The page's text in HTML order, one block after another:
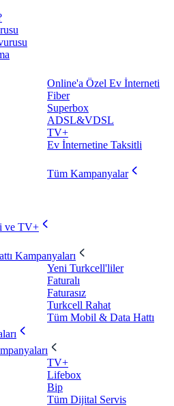
Online'a Özel Ev İnterneti
Fiber
Superbox
ADSL&VDSL
TV+
Ev İnternetine Taksitli
Tüm Kampanyalar
ve TV+
Kampanyaları
Yeni Turkcell'liler
Faturalı
Faturasız
Turkcell Rahat
Tüm Mobil & Data Hattı
TV+
Lifebox
Bip
Tüm Dijital Servis